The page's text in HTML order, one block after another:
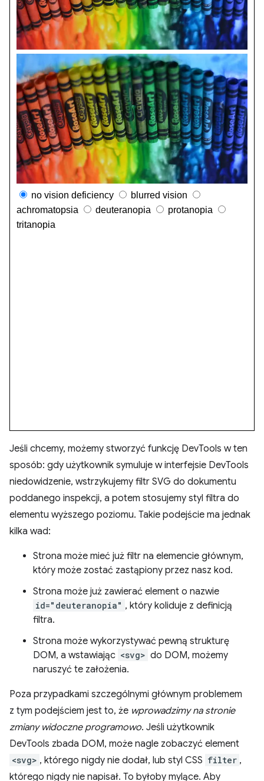
Jeśli chcemy, możemy stworzyć funkcję DevTools w ten
sposób: gdy użytkownik symuluje w interfejsie DevTools
niedowidzenie, wstrzykujemy filtr SVG do dokumentu
poddanego inspekcji, a potem stosujemy styl filtra do
elementu wyższego poziomu. Takie podejście ma jednak
kilka wad:
Strona może mieć już filtr na elemencie głównym,
który może zostać zastąpiony przez nasz kod.
Strona może już zawierać element o nazwie
id="deuteranopia" , który koliduje z definicją
filtra.
Strona może wykorzystywać pewną strukturę
DOM, a wstawiając <svg> do DOM, możemy
naruszyć te założenia.
Poza przypadkami szczególnymi głównym problemem
z tym podejściem jest to, że wprowadzimy na stronie
zmiany widoczne programowo. Jeśli użytkownik
DevTools zbada DOM, może nagle zobaczyć element
<svg> , którego nigdy nie dodał, lub styl CSS filter ,
którego nigdy nie napisał. To byłoby mylące. Aby